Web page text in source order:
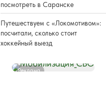
посмотреть в Саранске
Путешествуем с «Локомотивом»:
посчитали, сколько стоит
хоккейный выезд
Реклама